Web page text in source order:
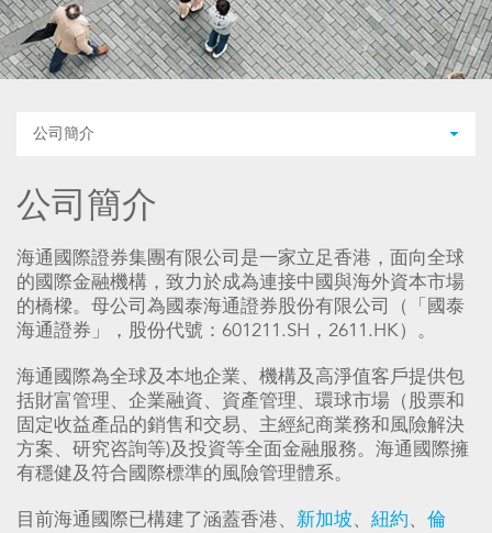
公司簡介
公司簡介
海通國際證券集團有限公司是一家立足香港，面向全球
的國際金融機構，致力於成為連接中國與海外資本市場
的橋樑。母公司為國泰海通證券股份有限公司（「國泰
海通證券」，股份代號：601211.SH，2611.HK）。
海通國際為全球及本地企業、機構及高淨值客戶提供包
括財富管理、企業融資、資產管理、環球市場（股票和
固定收益產品的銷售和交易、主經紀商業務和風險解決
方案、研究咨詢等)及投資等全面金融服務。海通國際擁
有穩健及符合國際標準的風險管理體系。
目前海通國際已構建了涵蓋香港、 新加坡、 紐約、 倫